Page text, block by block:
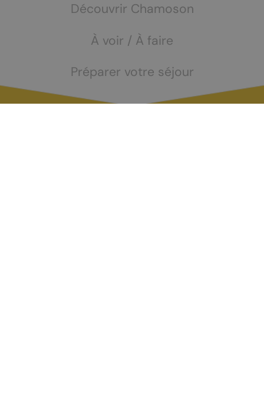
Découvrir Chamoson
À voir / À faire
Préparer votre séjour